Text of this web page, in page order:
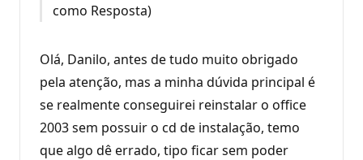
como Resposta)
Olá, Danilo, antes de tudo muito obrigado
pela atenção, mas a minha dúvida principal é
se realmente conseguirei reinstalar o office
2003 sem possuir o cd de instalação, temo
que algo dê errado, tipo ficar sem poder